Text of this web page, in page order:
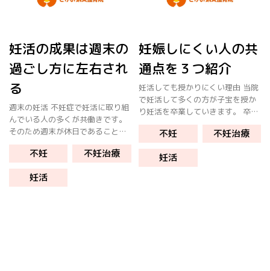
妊活の成果は週末の
過ごし方に左右され
る
週末の妊活 不妊症で妊活に取り組
んでいる人の多くが共働きです。
そのため週末が休日であることが
多いです。 週末の過ごし方で妊活
の成果が上がる方法について紹介
します。 世間で妊活をしていると
言いながら子宝を遠ざけるケース
不妊
不妊治療
妊活
妊娠しにくい人の共
通点を３つ紹介
妊活しても授かりにくい理由 当院
で妊活して多くの方が子宝を授か
り妊活を卒業していきます。 卒業
された方々の共通する言動 迷った
らまず行動 素直に行動する 諦め
ない 自分と向き合った 何でも相
談出来た しかし、当院で妊活を
不妊
不妊治療
妊活